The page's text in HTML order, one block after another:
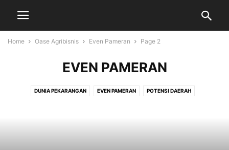
Home Oase Agribisnis Even Pameran Page 2
EVEN PAMERAN
DUNIA PEKARANGAN EVEN PAMERAN POTENSI DAERAH